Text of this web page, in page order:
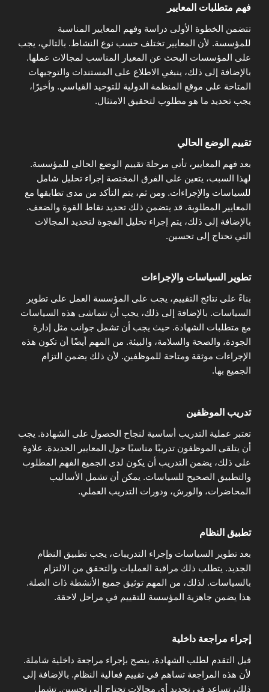
فهم متطلبات المعايير
تتضمن الخطوة الأولى دراسة وفهم المعايير المناسبة
للمؤسسة. لأن المعايير تختلف حسب نوع النشاط. بالتالي، يجب
على المؤسسات البحث عن المعيار المناسب لمجالات عملها.
بالإضافة إلى ذلك، ينبغي الاطلاع على المستندات والتوجيهات
المتاحة على موقع المنظمة الدولية للتوحيد القياسي. وأخيرًا،
يجب تحديد ما هو مطلوب لتحقيق الامتثال.
تقييم الوضع الحالي
بعد فهم المعايير، تأتي مرحلة تقييم الوضع الحالي للمؤسسة.
لهذا السبب، يتعين على الفرق المختصة إجراء تحليل شامل
للسياسات والإجراءات. ومن ثم، يتم التأكد من مدى تطابقها مع
المعايير المطلوبة. قد يتضمن ذلك تحديد نقاط القوة والضعف.
بالإضافة إلى ذلك، يتم إجراء تحليل الفجوة لتحديد المجالات
التي تحتاج إلى تحسين.
تطوير السياسات والإجراءات
بناءً على نتائج التقييم، يجب على المؤسسة العمل على تطوير
السياسات. بالإضافة إلى ذلك، يجب أن تتماشى هذه السياسات
مع متطلبات الشهادة. حيث يجب أن تشمل جوانب مثل إدارة
الجودة، والصحة والسلامة، والبيئة. من المهم أيضًا أن تكون هذه
الإجراءات موثقة ومتاحة للموظفين. لأن ذلك يضمن التزام
الجميع بها.
تدريب الموظفين
تعتبر عملية التدريب أساسية لنجاح الحصول على الشهادة. يجب
أن يتلقى الموظفون تدريبًا مناسبًا حول المعايير الجديدة. علاوة
على ذلك، يضمن التدريب أن يكون لدى الجميع الفهم المطلوب
والتطبيق الصحيح للسياسات. يمكن أن تشمل الأساليب
المحاضرات، والورش، ودورات التدريب العملي.
تطبيق النظام
بعد تطوير السياسات وإجراء التدريبات، يجب تطبيق النظام
الجديد. يتطلب ذلك مراقبة العمليات والتحقق من الالتزام
بالسياسات. لذلك، من المهم توثيق جميع الأنشطة ذات الصلة.
هذا يضمن جاهزية المؤسسة للتقييم في مراحل لاحقة.
إجراء مراجعة داخلية
قبل التقدم لطلب الشهادة، ينصح بإجراء مراجعة داخلية شاملة.
لأن هذه المراجعة تساهم في تقييم فعالية النظام. بالإضافة إلى
ذلك، تساعد في تحديد أي مجالات تحتاج إلى تحسين. تشمل